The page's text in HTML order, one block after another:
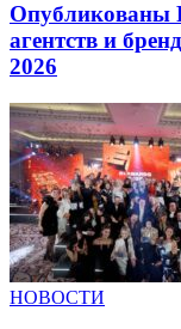
Опубликованы
агентств и
2026
НОВОСТИ